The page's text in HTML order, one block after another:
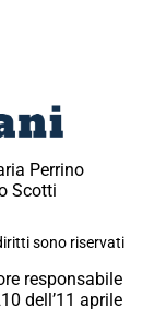
Perrino
Scotti
sono riservati
responsabile
dell’11 aprile